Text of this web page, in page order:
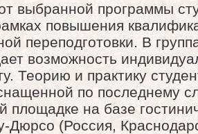
выбранной программы
повышения
переподготовки. В
возможность
Теорию и практику
по последнему
площадке на базе
Дюрсо (Россия,